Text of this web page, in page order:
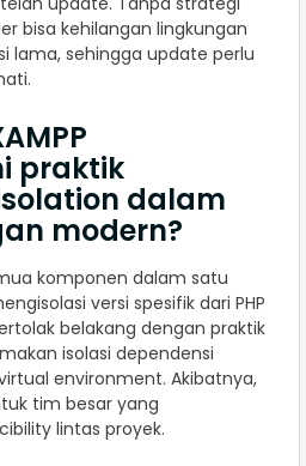
bisa kehilangan lingkungan
lama, sehingga update perlu
praktik
dalam
modern?
komponen dalam satu
versi spesifik dari PHP
belakang dengan praktik
isolasi dependensi
environment. Akibatnya,
tim besar yang
lintas proyek.